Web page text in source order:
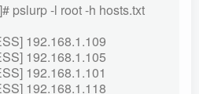
pslurp -l root -h hosts.txt
192.168.1.109
192.168.1.105
192.168.1.101
192.168.1.118